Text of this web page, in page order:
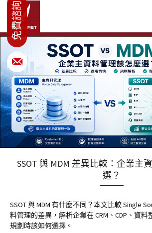
SSOT 與 MDM 差異比較：企業主
選？
SSOT 與 MDM 有什麼不同？本文比較 Single
料管理的差異，解析企業在 CRM、CDP、資料
規劃時該如何選擇。